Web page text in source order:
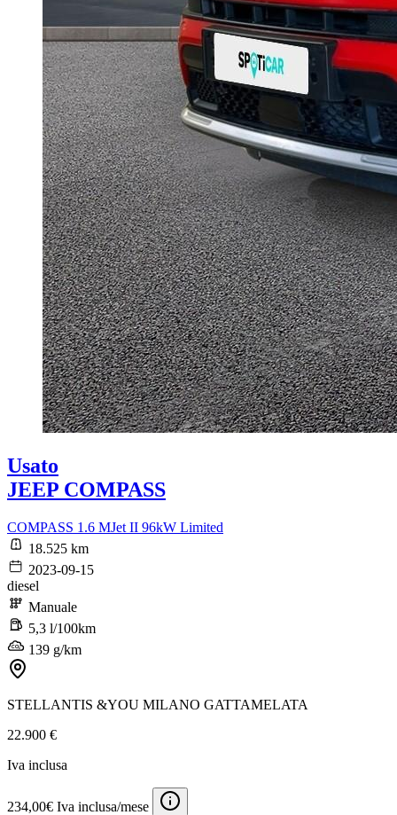
Usato
JEEP COMPASS
COMPASS 1.6 MJet II 96kW Limited
18.525 km
2023-09-15
diesel
Manuale
5,3 l/100km
139 g/km
STELLANTIS &YOU MILANO GATTAMELATA
22.900 €
Iva inclusa
234,00€ Iva inclusa/mese